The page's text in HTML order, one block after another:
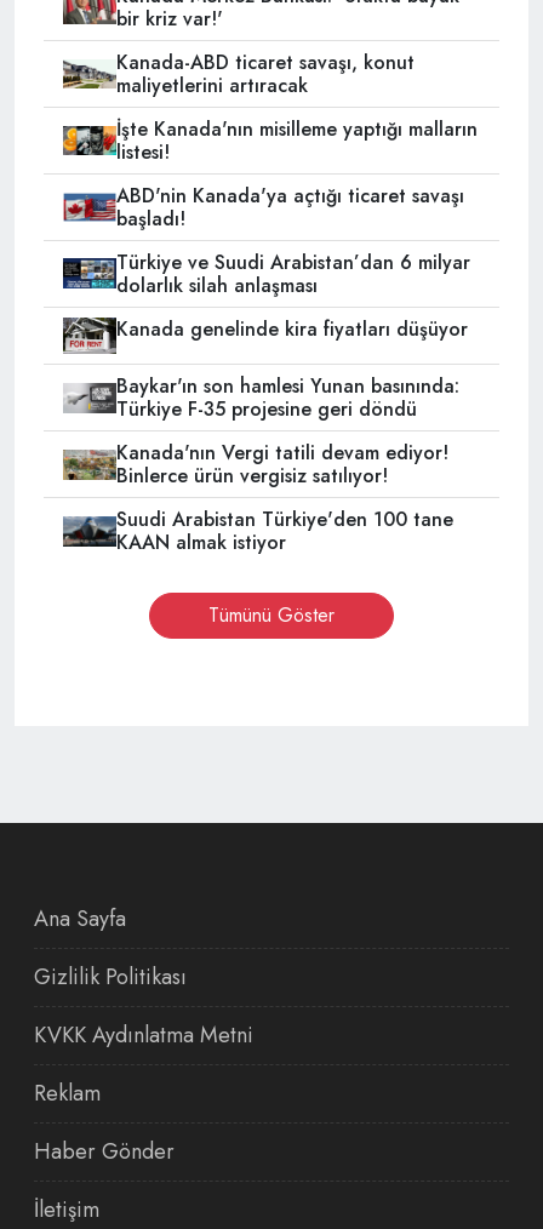
bir kriz var!'
Kanada-ABD ticaret savaşı, konut
maliyetlerini artıracak
İşte Kanada'nın misilleme yaptığı malların
listesi!
ABD'nin Kanada'ya açtığı ticaret savaşı
başladı!
Türkiye ve Suudi Arabistan’dan 6 milyar
dolarlık silah anlaşması
Kanada genelinde kira fiyatları düşüyor
Baykar'ın son hamlesi Yunan basınında:
Türkiye F-35 projesine geri döndü
Kanada'nın Vergi tatili devam ediyor!
Binlerce ürün vergisiz satılıyor!
Suudi Arabistan Türkiye'den 100 tane
KAAN almak istiyor
Tümünü Göster
Ana Sayfa
Gizlilik Politikası
KVKK Aydınlatma Metni
Reklam
Haber Gönder
İletişim